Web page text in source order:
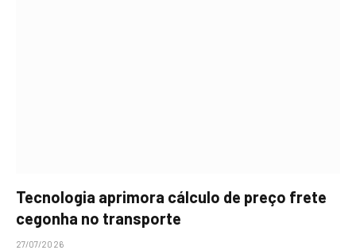
Tecnologia aprimora cálculo de preço frete
cegonha no transporte
27/07/2026